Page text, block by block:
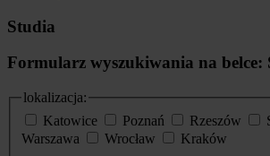
Studia
Formularz wyszukiwania na belce:
lokalizacja:
Katowice
Poznań Rzeszów
Warszawa
Wrocław
Kraków